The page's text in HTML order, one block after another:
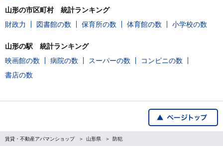
山形の市区町村 統計ランキング
財政力
図書館の数 保育所の数 体育館の数 小学校の数
山形の駅 統計ランキング
映画館の数
病院の数 スーパーの数
コンビニの数
書店の数
賃貸・不動産アパマンショップ 山形県 防犯